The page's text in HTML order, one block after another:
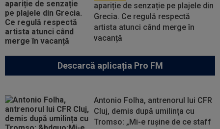
apariție de senzație pe plajele din
Grecia. Ce regulă respectă
artista atunci când merge în
vacanță
Descarcă aplicația Pro FM
Antonio Folha, antrenorul lui CFR
Cluj, demis după umilința cu
Tromso: „Mi-e rușine de ce staff